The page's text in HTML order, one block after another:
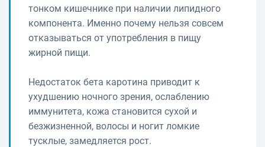
тонком кишечнике при наличии липидного
компонента. Именно почему нельзя совсем
отказываться от употребления в пищу
жирной пищи.
Недостаток бета каротина приводит к
ухудшению ночного зрения, ослаблению
иммунитета, кожа становится сухой и
безжизненной, волосы и ногит ломкие
тусклые, замедляется рост.